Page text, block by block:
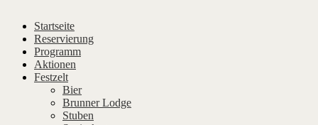
Startseite
Reservierung
Programm
Aktionen
Festzelt
Bier
Brunner Lodge
Stuben